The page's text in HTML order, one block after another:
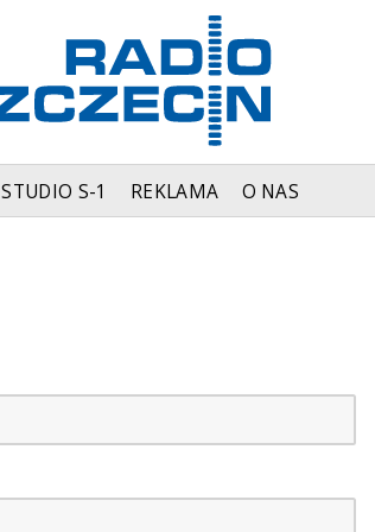
STUDIO S-1 REKLAMA O NAS